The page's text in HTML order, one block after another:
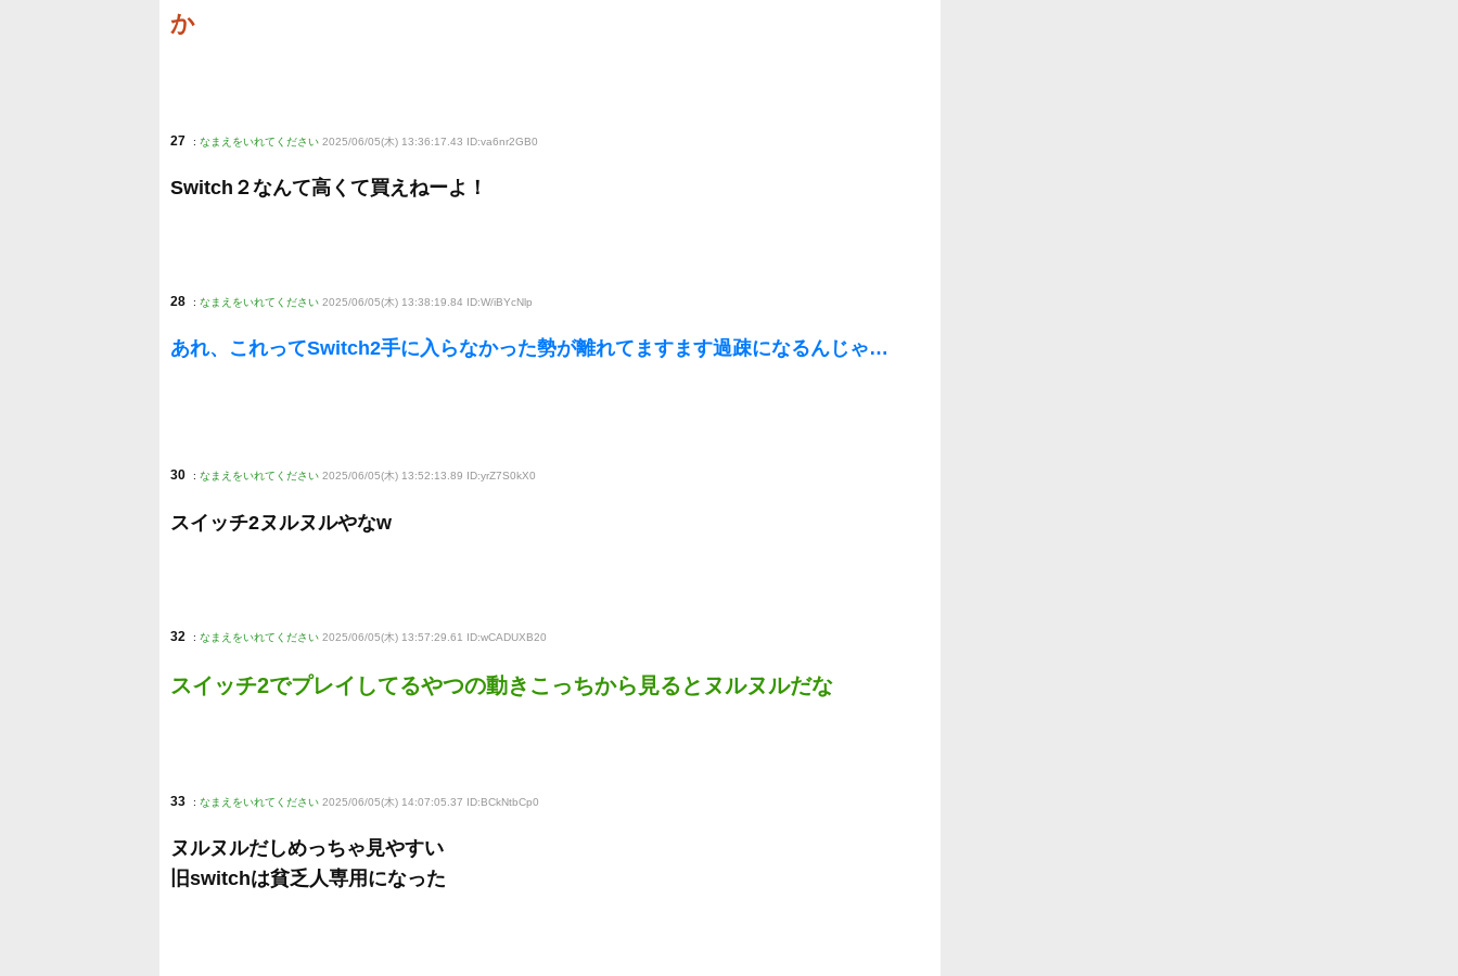
か
27 : なまえをいれてください 2025/06/05(木) 13:36:17.43 ID:va6nr2GB0
Switch２なんて高くて買えねーよ！
28 : なまえをいれてください 2025/06/05(木) 13:38:19.84 ID:W/iBYcNlp
あれ、これってSwitch2手に入らなかった勢が離れてますます過疎になるんじゃ…
30 : なまえをいれてください 2025/06/05(木) 13:52:13.89 ID:yrZ7S0kX0
スイッチ2ヌルヌルやなw
32 : なまえをいれてください 2025/06/05(木) 13:57:29.61 ID:wCADUXB20
スイッチ2でプレイしてるやつの動きこっちから見るとヌルヌルだな
33 : なまえをいれてください 2025/06/05(木) 14:07:05.37 ID:BCkNtbCp0
ヌルヌルだしめっちゃ見やすい
旧switchは貧乏人専用になった